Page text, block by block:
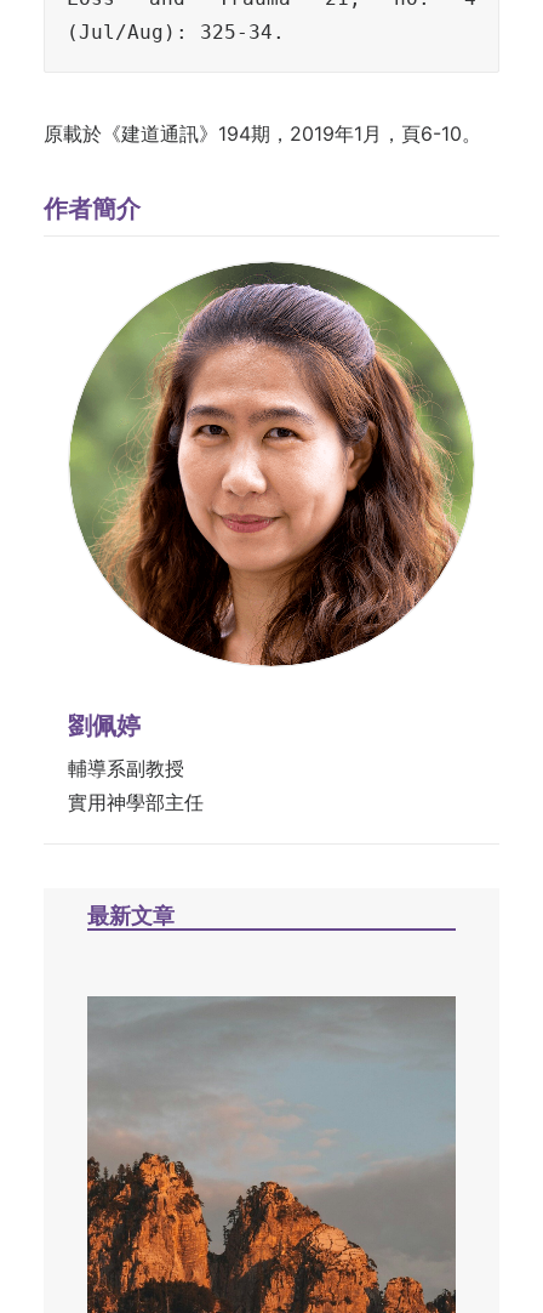
(Jul/Aug): 325-34.
原載於《建道通訊》194期，2019年1月，頁6-10。
作者簡介
劉佩婷
輔導系副教授
實用神學部主任
最新文章